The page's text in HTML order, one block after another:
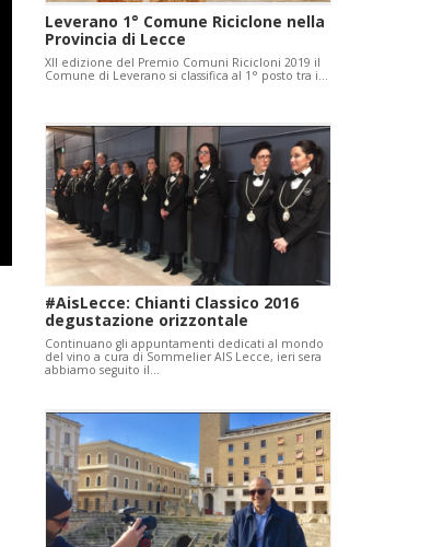
Leverano 1° Comune Riciclone nella
Provincia di Lecce
XII edizione del Premio Comuni Ricicloni 2019 il
Comune di Leverano si classifica al 1° posto tra i…
#AisLecce: Chianti Classico 2016
degustazione orizzontale
Continuano gli appuntamenti dedicati al mondo
del vino a cura di Sommelier AIS Lecce, ieri sera
abbiamo seguito il…